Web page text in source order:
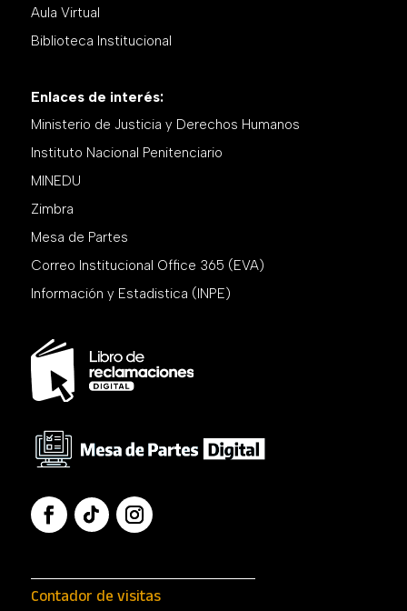
Aula Virtual
Biblioteca Institucional
Enlaces de interés:
Ministerio de Justicia y Derechos Humanos
Instituto Nacional Penitenciario
MINEDU
Zimbra
Mesa de Partes
Correo Institucional Office 365 (EVA)
Información y Estadistica (INPE)
Contador de visitas